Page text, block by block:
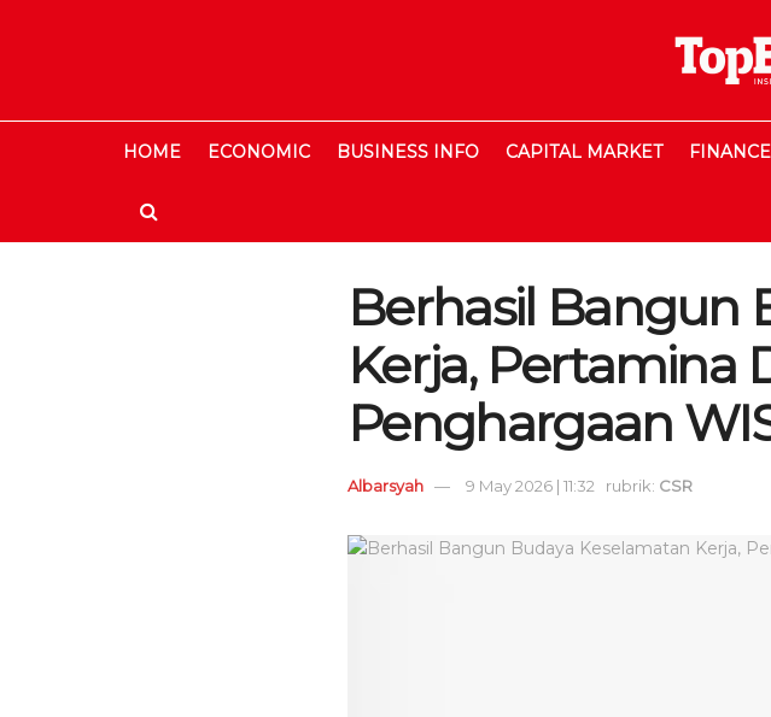
HOME ECONOMIC BUSINESS INFO CAPITAL MARKET FINANCE
Berhasil Bangun
Kerja, Pertamina
Penghargaan
Albarsyah 9 May 2026 | 11:32 rubrik: CSR